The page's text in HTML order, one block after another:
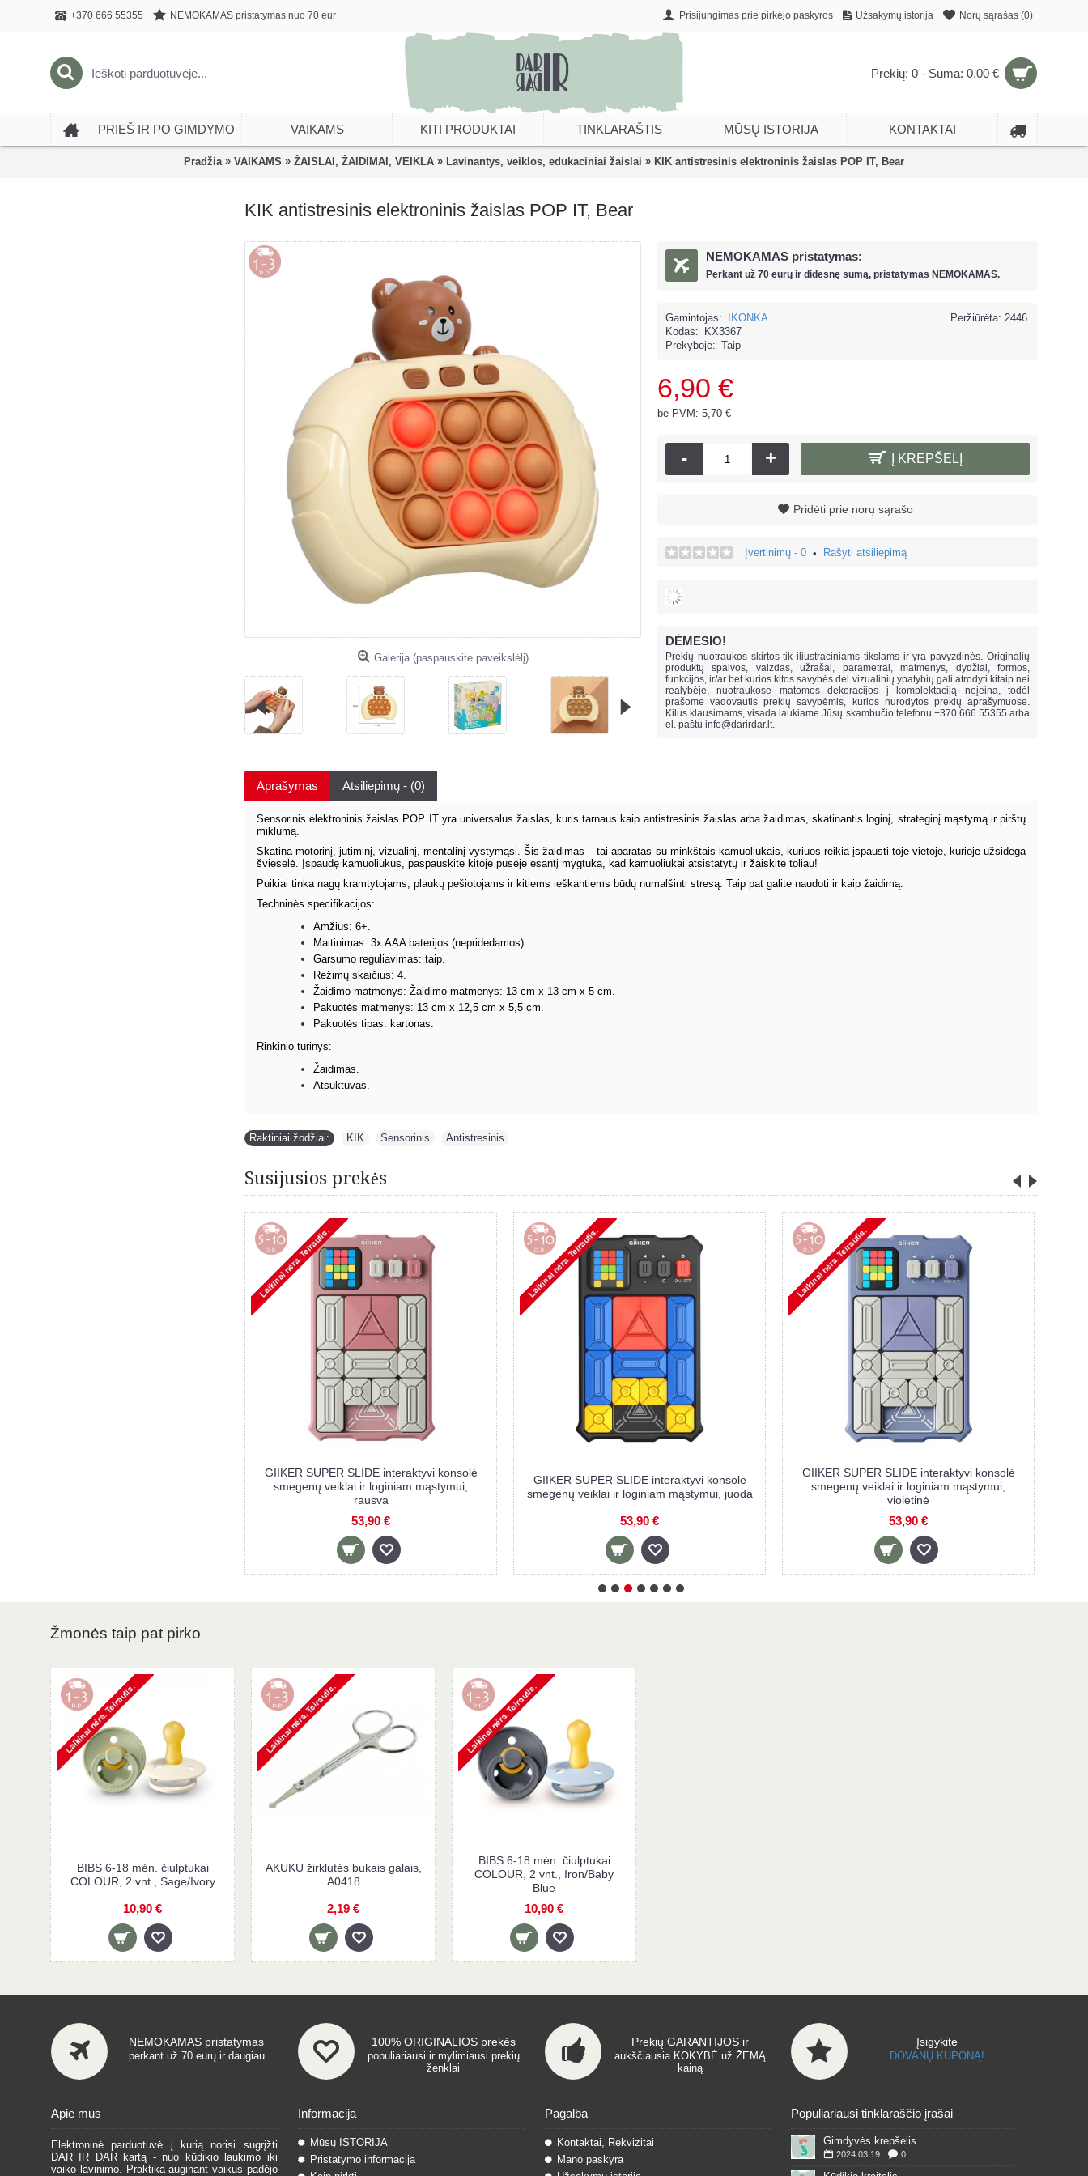
+370 666 55355 NEMOKAMAS pristatymas nuo 70 eur Prisijungimas prie pirkėjo paskyros Užsakymų istorija Norų sąrašas (0)
Prekių: 0 - Suma: 0,00 €
PRIEŠ IR PO GIMDYMO VAIKAMS KITI PRODUKTAI TINKLARAŠTIS MŪSŲ ISTORIJA KONTAKTAI
Pradžia » VAIKAMS » ŽAISLAI, ŽAIDIMAI, VEIKLA » Lavinantys, veiklos, edukaciniai žaislai » KIK antistresinis elektroninis žaislas POP IT, Bear
KIK antistresinis elektroninis žaislas POP IT, Bear
Galerija (paspauskite paveikslėlį)
NEMOKAMAS pristatymas:
Perkant už 70 eurų ir didesnę sumą, pristatymas NEMOKAMAS.
Peržiūrėta: 2446
Gamintojas:
IKONKA
Kodas:
KX3367
Prekyboje: Taip
6,90 €
be PVM: 5,70 €
- + Į KREPŠELĮ
Pridėti prie norų sąrašo
Įvertinimų - 0 • Rašyti atsiliepimą
DĖMESIO!
Prekių nuotraukos skirtos tik iliustraciniams tikslams ir yra pavyzdinės. Originalių
produktų spalvos, vaizdas, užrašai, parametrai, matmenys, dydžiai, formos,
funkcijos, ir/ar bet kurios kitos savybės dėl vizualinių ypatybių gali atrodyti kitaip nei
realybėje, nuotraukose matomos dekoracijos į komplektaciją neįeina,todėl
prašome vadovautis prekių savybėmis, kurios nurodytos prekių aprašymuose.
Kilus klausimams, visada laukiame Jūsų skambučio telefonu +370 666 55355 arba
el. paštu info@darirdar.lt.
Aprašymas Atsiliepimų - (0)
Sensorinis elektroninis žaislas POP IT yra universalus žaislas, kuris tarnaus kaip antistresinis žaislas arba žaidimas, skatinantis loginį, strateginį mąstymą ir pirštų
miklumą.
Skatina motorinį, jutiminį, vizualinį, mentalinį vystymąsi. Šis žaidimas – tai aparatas su minkštais kamuoliukais, kuriuos reikia įspausti toje vietoje, kurioje užsidega
švieselė. Įspaudę kamuoliukus, paspauskite kitoje pusėje esantį mygtuką, kad kamuoliukai atsistatytų ir žaiskite toliau!
Puikiai tinka nagų kramtytojams, plaukų pešiotojams ir kitiems ieškantiems būdų numalšinti stresą. Taip pat galite naudoti ir kaip žaidimą.
Techninės specifikacijos:
Amžius: 6+.
Maitinimas: 3x AAA baterijos (nepridedamos).
Garsumo reguliavimas: taip.
Režimų skaičius: 4.
Žaidimo matmenys: Žaidimo matmenys: 13 cm x 13 cm x 5 cm.
Pakuotės matmenys: 13 cm x 12,5 cm x 5,5 cm.
Pakuotės tipas: kartonas.
Rinkinio turinys:
Žaidimas.
Atsuktuvas.
Raktiniai žodžiai: KIK Sensorinis Antistresinis
Susijusios prekės
GIIKER SUPER SLIDE interaktyvi konsolė
smegenų veiklai ir loginiam mąstymui, juoda
53,90 €
GIIKER SUPER SLIDE interaktyvi konsolė
smegenų veiklai ir loginiam mąstymui,
violetinė
53,90 €
GIIKER SUPER SLIDE interaktyvi konsolė
smegenų veiklai ir loginiam mąstymui, pilka
53,90 €
GIIKER TIC-TAC-TOE
susikaupimui ir atminčiai
44,90 €
Žmonės taip pat pirko
BIBS 6-18 mėn. čiulptukai
COLOUR, 2 vnt., Sage/Ivory
10,90 €
AKUKU žirklutės bukais galais,
A0418
2,19 €
BIBS 6-18 mėn. čiulptukai
COLOUR, 2 vnt., Iron/Baby
Blue
10,90 €
NEMOKAMAS pristatymas
perkant už 70 eurų ir daugiau
100% ORIGINALIOS prekės
populiariausi ir mylimiausi prekių
ženklai
Prekių GARANTIJOS ir
aukščiausia KOKYBĖ už ŽEMĄ
kainą
Įsigykite
DOVANŲ KUPONĄ!
Apie mus
Elektroninė parduotuvė į kurią norisi sugrįžti
DAR IR DAR kartą - nuo kūdikio laukimo iki
vaiko lavinimo. Praktika auginant vaikus padėjo
Informacija
Mūsų ISTORIJA
Pristatymo informacija
Pagalba
Kontaktai, Rekvizitai
Mano paskyra
Populiariausi tinklaraščio įrašai
Gimdyvės krepšelis
2024.03.19 0